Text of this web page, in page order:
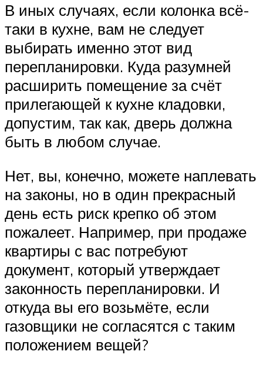
В иных случаях, если колонка всё-
таки в кухне, вам не следует
выбирать именно этот вид
перепланировки. Куда разумней
расширить помещение за счёт
прилегающей к кухне кладовки,
допустим, так как, дверь должна
быть в любом случае.
Нет, вы, конечно, можете наплевать
на законы, но в один прекрасный
день есть риск крепко об этом
пожалеет. Например, при продаже
квартиры с вас потребуют
документ, который утверждает
законность перепланировки. И
откуда вы его возьмёте, если
газовщики не согласятся с таким
положением вещей?